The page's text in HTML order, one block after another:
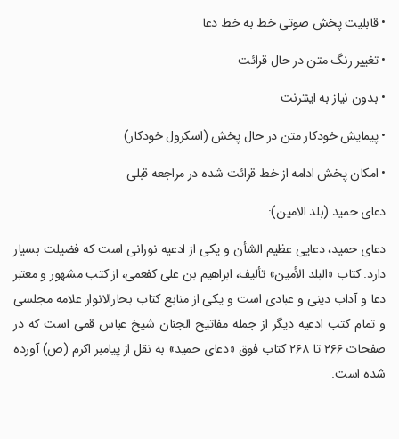
‏• قابلیت پخش صوتی خط به خط دعا
‏• تغییر رنگ متن در حال قرائت
‏• بدون نیاز به اینترنت
‏• پیمایش خودکار متن در حال پخش (اسکرول خودکار)
‏• امکان پخش ادامه از خط قرائت شده در مراجعه قبلی
‏دعای حمید (بلد الامین):
‏دعای حمید، دعایى عظیم الشأن و یکی از ادعیه نورانی است که فضیلت بسیار
دارد. کتاب «البلد الأمین» تألیف، ابراهیم بن علی کفعمی، از کتب مشهور و معتبر
دعا و آداب دینی و عبادی است و یکی از منابع کتاب بحارالانوار علامه مجلسی
و تمام کتب ادعیه دیگر از جمله مفاتیح الجنان شیخ عباس قمی است که در
صفحات ۲۶۶ تا ۲۶۸ کتاب فوق «دعای حمید» به نقل از پیامبر اکرم (ص) آورده
شده است.